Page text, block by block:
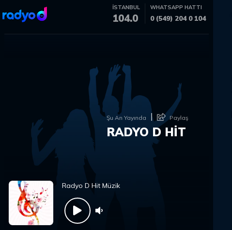
İSTANBUL
104.0
WHATSAPP HATTI
0 (549) 204 0 104
Şu An Yayında Paylaş
RADYO D HİT
Radyo D Hit Müzik